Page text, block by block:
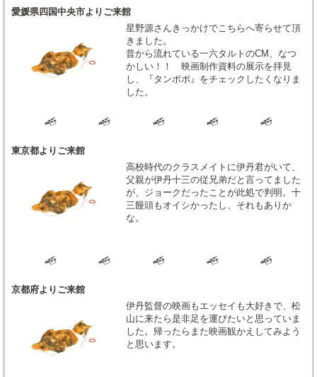
愛媛県四国中央市よりご来館
星野源さんきっかけでこちらへ寄らせて頂
きました。
昔から流れている一六タルトのCM、なつ
かしい！！ 映画制作資料の展示を拝見
し、『タンポポ』をチェックしたくなりま
した。
東京都よりご来館
高校時代のクラスメイトに伊丹君がいて、
父親が伊丹十三の従兄弟だと言ってました
が、ジョークだったことが此処で判明。十
三饅頭もオイシかったし、それもありか
な。
京都府よりご来館
伊丹監督の映画もエッセイも大好きで、松
山に来たら是非足を運びたいと思っていま
した。帰ったらまた映画観かえしてみよう
と思います。